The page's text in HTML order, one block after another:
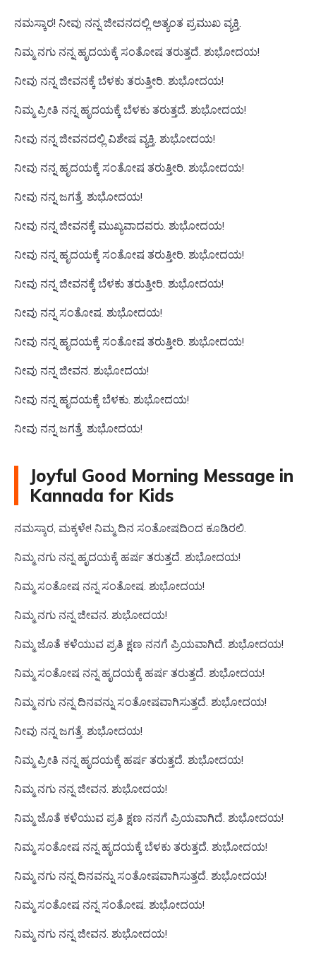
ನಮಸ್ಕಾರ! ನೀವು ನನ್ನ ಜೀವನದಲ್ಲಿ ಅತ್ಯಂತ ಪ್ರಮುಖ ವ್ಯಕ್ತಿ.
ನಿಮ್ಮ ನಗು ನನ್ನ ಹೃದಯಕ್ಕೆ ಸಂತೋಷ ತರುತ್ತದೆ. ಶುಭೋದಯ!
ನೀವು ನನ್ನ ಜೀವನಕ್ಕೆ ಬೆಳಕು ತರುತ್ತೀರಿ. ಶುಭೋದಯ!
ನಿಮ್ಮ ಪ್ರೀತಿ ನನ್ನ ಹೃದಯಕ್ಕೆ ಬೆಳಕು ತರುತ್ತದೆ. ಶುಭೋದಯ!
ನೀವು ನನ್ನ ಜೀವನದಲ್ಲಿ ವಿಶೇಷ ವ್ಯಕ್ತಿ. ಶುಭೋದಯ!
ನೀವು ನನ್ನ ಹೃದಯಕ್ಕೆ ಸಂತೋಷ ತರುತ್ತೀರಿ. ಶುಭೋದಯ!
ನೀವು ನನ್ನ ಜಗತ್ತೆ. ಶುಭೋದಯ!
ನೀವು ನನ್ನ ಜೀವನಕ್ಕೆ ಮುಖ್ಯವಾದವರು. ಶುಭೋದಯ!
ನೀವು ನನ್ನ ಹೃದಯಕ್ಕೆ ಸಂತೋಷ ತರುತ್ತೀರಿ. ಶುಭೋದಯ!
ನೀವು ನನ್ನ ಜೀವನಕ್ಕೆ ಬೆಳಕು ತರುತ್ತೀರಿ. ಶುಭೋದಯ!
ನೀವು ನನ್ನ ಸಂತೋಷ. ಶುಭೋದಯ!
ನೀವು ನನ್ನ ಹೃದಯಕ್ಕೆ ಸಂತೋಷ ತರುತ್ತೀರಿ. ಶುಭೋದಯ!
ನೀವು ನನ್ನ ಜೀವನ. ಶುಭೋದಯ!
ನೀವು ನನ್ನ ಹೃದಯಕ್ಕೆ ಬೆಳಕು. ಶುಭೋದಯ!
ನೀವು ನನ್ನ ಜಗತ್ತೆ. ಶುಭೋದಯ!
Joyful Good Morning Message in
Kannada for Kids
ನಮಸ್ಕಾರ, ಮಕ್ಕಳೇ! ನಿಮ್ಮ ದಿನ ಸಂತೋಷದಿಂದ ಕೂಡಿರಲಿ.
ನಿಮ್ಮ ನಗು ನನ್ನ ಹೃದಯಕ್ಕೆ ಹರ್ಷ ತರುತ್ತದೆ. ಶುಭೋದಯ!
ನಿಮ್ಮ ಸಂತೋಷ ನನ್ನ ಸಂತೋಷ. ಶುಭೋದಯ!
ನಿಮ್ಮ ನಗು ನನ್ನ ಜೀವನ. ಶುಭೋದಯ!
ನಿಮ್ಮ ಜೊತೆ ಕಳೆಯುವ ಪ್ರತಿ ಕ್ಷಣ ನನಗೆ ಪ್ರಿಯವಾಗಿದೆ. ಶುಭೋದಯ!
ನಿಮ್ಮ ಸಂತೋಷ ನನ್ನ ಹೃದಯಕ್ಕೆ ಹರ್ಷ ತರುತ್ತದೆ. ಶುಭೋದಯ!
ನಿಮ್ಮ ನಗು ನನ್ನ ದಿನವನ್ನು ಸಂತೋಷವಾಗಿಸುತ್ತದೆ. ಶುಭೋದಯ!
ನೀವು ನನ್ನ ಜಗತ್ತೆ. ಶುಭೋದಯ!
ನಿಮ್ಮ ಪ್ರೀತಿ ನನ್ನ ಹೃದಯಕ್ಕೆ ಹರ್ಷ ತರುತ್ತದೆ. ಶುಭೋದಯ!
ನಿಮ್ಮ ನಗು ನನ್ನ ಜೀವನ. ಶುಭೋದಯ!
ನಿಮ್ಮ ಜೊತೆ ಕಳೆಯುವ ಪ್ರತಿ ಕ್ಷಣ ನನಗೆ ಪ್ರಿಯವಾಗಿದೆ. ಶುಭೋದಯ!
ನಿಮ್ಮ ಸಂತೋಷ ನನ್ನ ಹೃದಯಕ್ಕೆ ಬೆಳಕು ತರುತ್ತದೆ. ಶುಭೋದಯ!
ನಿಮ್ಮ ನಗು ನನ್ನ ದಿನವನ್ನು ಸಂತೋಷವಾಗಿಸುತ್ತದೆ. ಶುಭೋದಯ!
ನಿಮ್ಮ ಸಂತೋಷ ನನ್ನ ಸಂತೋಷ. ಶುಭೋದಯ!
ನಿಮ್ಮ ನಗು ನನ್ನ ಜೀವನ. ಶುಭೋದಯ!